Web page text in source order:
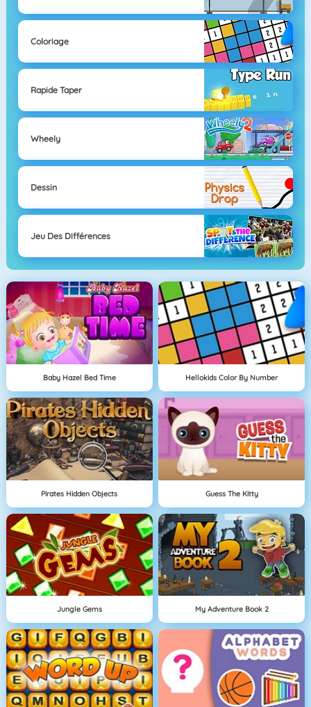
Coloriage
Rapide Taper
Wheely
Dessin
Jeu Des Différences
Baby Hazel Bed Time Hellokids Color By Number
Pirates Hidden Objects Guess The Kitty
Jungle Gems My Adventure Book 2